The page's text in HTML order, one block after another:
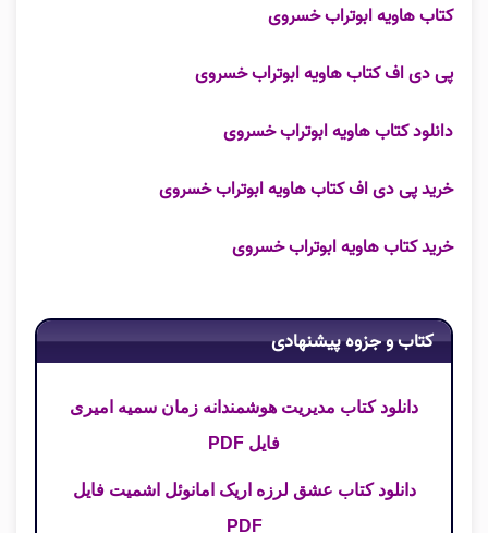
کتاب هاویه ابوتراب خسروی
پی دی اف کتاب هاویه ابوتراب خسروی
دانلود کتاب هاویه ابوتراب خسروی
خرید پی دی اف کتاب هاویه ابوتراب خسروی
خرید کتاب هاویه ابوتراب خسروی
کتاب و جزوه پیشنهادی
دانلود کتاب مدیریت هوشمندانه زمان سمیه امیری
فایل PDF
دانلود کتاب عشق لرزه اریک امانوئل اشمیت فایل
PDF